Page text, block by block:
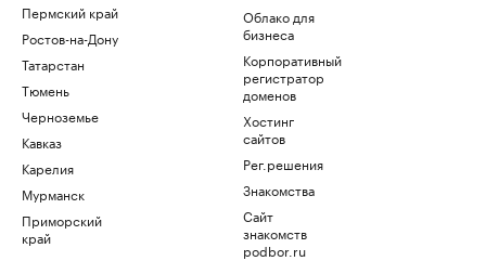
Пермский край
Ростов-на-Дону
Татарстан
Тюмень
Черноземье
Кавказ
Карелия
Мурманск
Приморский
край
Облако для
бизнеса
Корпоративный
регистратор
доменов
Хостинг
сайтов
Рег.решения
Знакомства
Сайт
знакомств
podbor.ru